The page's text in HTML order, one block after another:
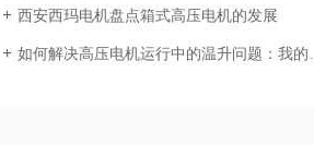
西安西玛电机盘点箱式高压电机的发展
如何解决高压电机运行中的温升问题：我的经验分享